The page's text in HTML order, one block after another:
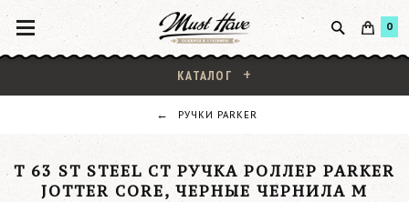
0
КАТАЛОГ
РУЧКИ PARKER
T 63 ST STEEL CT РУЧКА РОЛЛЕР PARKER
JOTTER CORE, ЧЕРНЫЕ ЧЕРНИЛА M